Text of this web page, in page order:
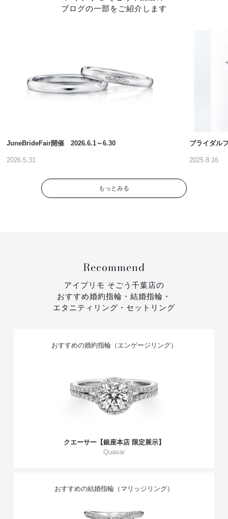
ブログの一部をご紹介します
JuneBrideFair開催 2026.6.1～6.30
2026.5.31
ブライダル
2025.8.16
もっとみる
Recommend
アイプリモ そごう千葉店の
おすすめ婚約指輪・結婚指輪・
エタニティリング・セットリング
おすすめの婚約指輪（エンゲージリング）
クエーサー【銀座本店 限定展示】
Quasar
おすすめの結婚指輪（マリッジリング）